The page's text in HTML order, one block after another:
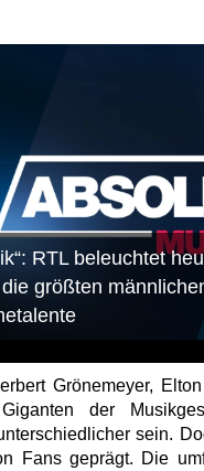
RTL beleuchtet
größten
Grönemeyer,
der
sein.
Fans geprägt. Die